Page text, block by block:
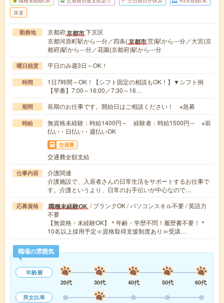
派遣
勤務地 京都府京都市下京区
京都河原町駅から---分／四条(京都市営)駅から---分／大宮(京
都府)駅から---分／花園(京都府)駅から---分
曜日頻度 平日のみ週3日～OK！
時間
1日7時間～OK！【シフト固定の相談もOK！】▼シフト例
【早番】7:00～16:00／7:30～16…
期間 長期のお仕事です。開始日はご相談ください！ ※急募
時給
無資格未経験：時給1400円～ 経験者：時給1500円～ ※前
払い・日払い・週払いOK
交通費
交通費全額支給
仕事内容
介護関連
介護施設で、入居者さんの日常生活をサポートするお仕事で
す。介護というより、日常のお手伝いが中心なので…
応募資格 職種未経験OK / ブランクOK / パソコンスキル不要 / 英語力
不要
【無資格・未経験OK】＊年齢・学歴不問！履歴書不要！＊
10名以上採用予定≪資格取得支援制度あり≫受講…
職場の雰囲気
年齢層
20代
30代 40代 50代
60代
男女比率